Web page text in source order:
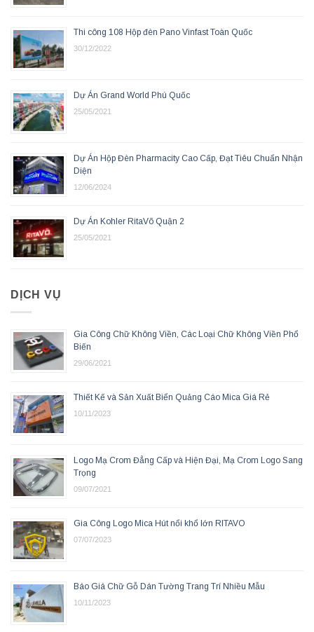
Thi công 108 Hộp đèn Pano Vinfast Toàn Quốc
30/12/2022
Dự Án Grand World Phú Quốc
25/05/2021
Dự Án Hộp Đèn Pharmacity Cao Cấp, Đạt Tiêu Chuẩn Nhận
Diện
12/06/2024
Dự Án Kohler RitaVõ Quận 2
25/05/2021
DỊCH VỤ
Gia Công Chữ Không Viền, Các Loại Chữ Không Viền Phổ
Biến
29/06/2021
Thiết Kế và Sản Xuất Biển Quảng Cáo Mica Giá Rẻ
10/11/2023
Logo Mạ Crom Đẳng Cấp và Hiện Đại, Mạ Crom Logo Sang
Trọng
09/07/2021
Gia Công Logo Mica Hút nổi khổ lớn RITAVO
07/07/2023
Báo Giá Chữ Gỗ Dán Tường Trang Trí Nhiều Mẫu
10/11/2023